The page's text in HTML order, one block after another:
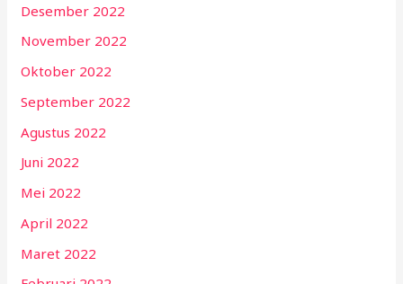
Desember 2022
November 2022
Oktober 2022
September 2022
Agustus 2022
Juni 2022
Mei 2022
April 2022
Maret 2022